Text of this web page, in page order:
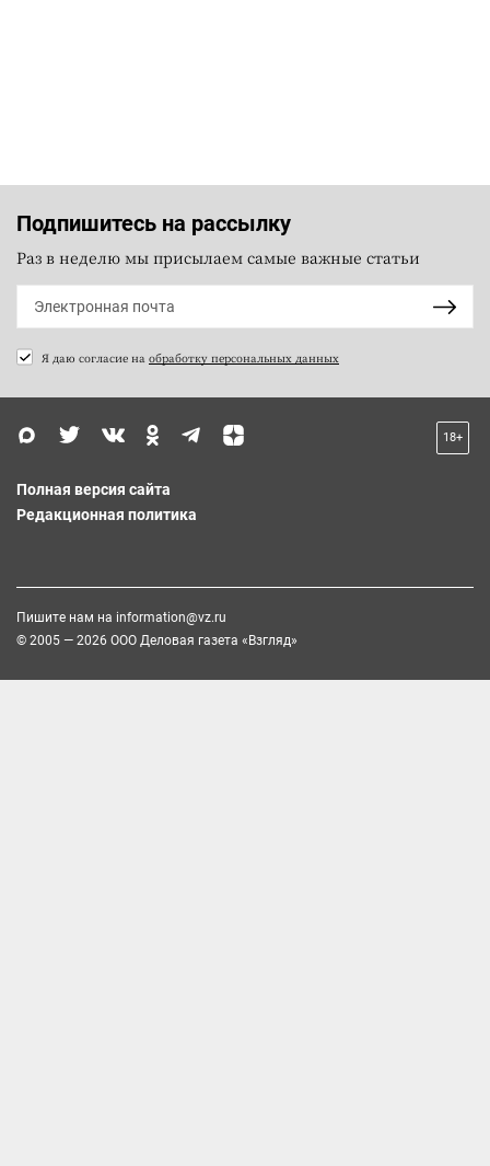
Подпишитесь на рассылку
Раз в неделю мы присылаем самые важные статьи
Я даю согласие на обработку персональных данных
18+
Полная версия сайта
Редакционная политика
Пишите нам на information@vz.ru
© 2005 — 2026 ООО Деловая газета «Взгляд»